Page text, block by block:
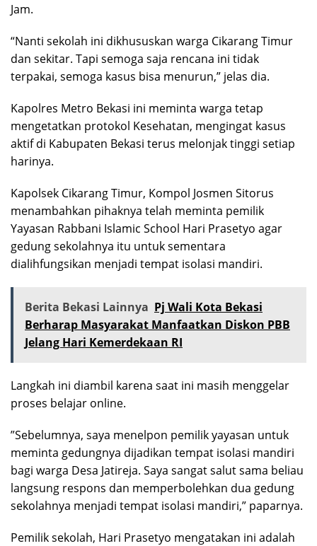
Jam.
“Nanti sekolah ini dikhususkan warga Cikarang Timur
dan sekitar. Tapi semoga saja rencana ini tidak
terpakai, semoga kasus bisa menurun,” jelas dia.
Kapolres Metro Bekasi ini meminta warga tetap
mengetatkan protokol Kesehatan, mengingat kasus
aktif di Kabupaten Bekasi terus melonjak tinggi setiap
harinya.
Kapolsek Cikarang Timur, Kompol Josmen Sitorus
menambahkan pihaknya telah meminta pemilik
Yayasan Rabbani Islamic School Hari Prasetyo agar
gedung sekolahnya itu untuk sementara
dialihfungsikan menjadi tempat isolasi mandiri.
Berita Bekasi Lainnya Pj Wali Kota Bekasi
Berharap Masyarakat Manfaatkan Diskon PBB
Jelang Hari Kemerdekaan RI
Langkah ini diambil karena saat ini masih menggelar
proses belajar online.
”Sebelumnya, saya menelpon pemilik yayasan untuk
meminta gedungnya dijadikan tempat isolasi mandiri
bagi warga Desa Jatireja. Saya sangat salut sama beliau
langsung respons dan memperbolehkan dua gedung
sekolahnya menjadi tempat isolasi mandiri,” paparnya.
Pemilik sekolah, Hari Prasetyo mengatakan ini adalah